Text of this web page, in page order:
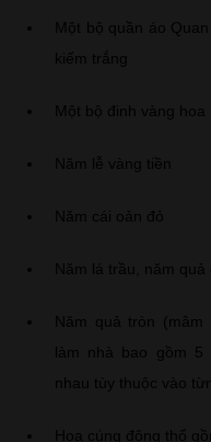
Một bộ quần áo
kiếm trắng
Một bộ đinh vàng hoa
Năm lễ vàng tiền
Năm cái oản đỏ
Năm lá trầu, năm
Năm quả tròn (mâm
làm nhà bao gồm 5
nhau tùy thuộc vào
Hoa cúng động thổ